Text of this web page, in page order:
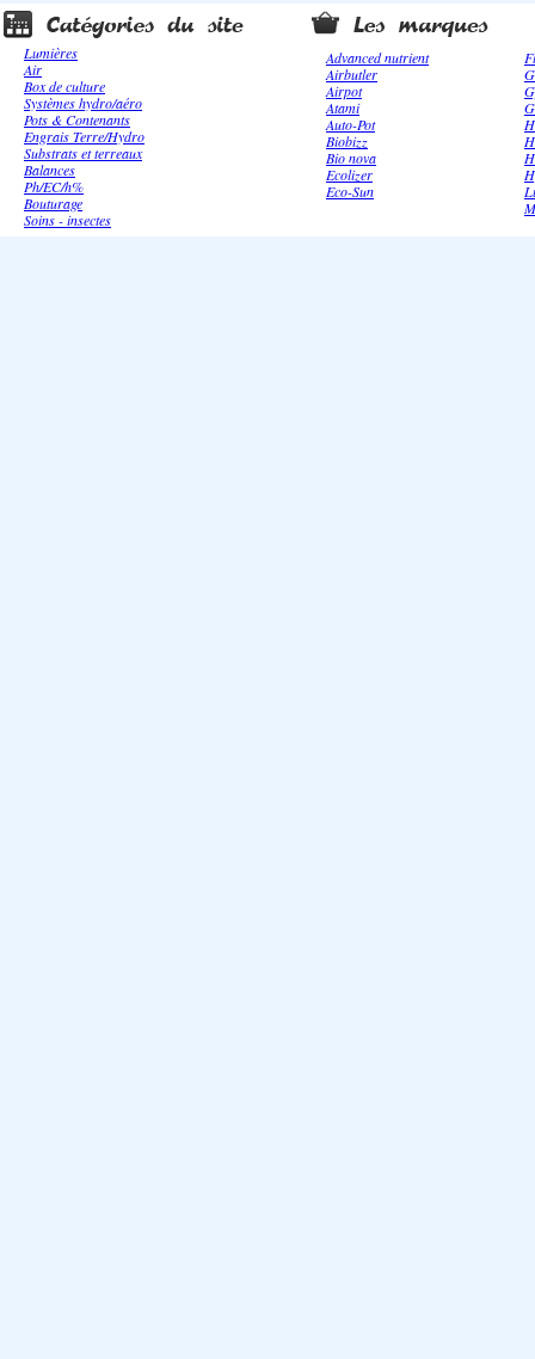
Lumières
Air
Box de culture
Systèmes hydro/aéro
Pots & Contenants
Engrais Terre/Hydro
Substrats et terreaux
Balances
Ph/EC/h%
Bouturage
Soins - insectes
Advanced nutrient
Airbutler
Airpot
Atami
Auto-Pot
Biobizz
Bio nova
Ecolizer
Eco-Sun